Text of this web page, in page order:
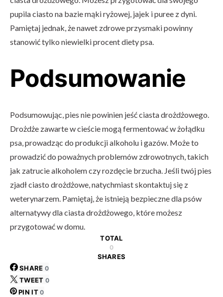
pupila ciasto na bazie mąki ryżowej, jajek i puree z dyni.
Pamiętaj jednak, że nawet zdrowe przysmaki powinny
stanowić tylko niewielki procent diety psa.
Podsumowanie
Podsumowując, pies nie powinien jeść ciasta drożdżowego.
Drożdże zawarte w cieście mogą fermentować w żołądku
psa, prowadząc do produkcji alkoholu i gazów. Może to
prowadzić do poważnych problemów zdrowotnych, takich
jak zatrucie alkoholem czy rozdęcie brzucha. Jeśli twój pies
zjadł ciasto drożdżowe, natychmiast skontaktuj się z
weterynarzem. Pamiętaj, że istnieją bezpieczne dla psów
alternatywy dla ciasta drożdżowego, które możesz
przygotować w domu.
TOTAL
0
SHARES
SHARE 0
TWEET 0
PIN IT 0